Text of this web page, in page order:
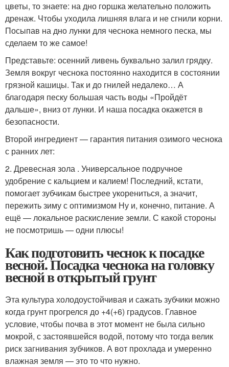
цветы, то знаете: на дно горшка желательно положить
дренаж. Чтобы уходила лишняя влага и не сгнили корни.
Посыпав на дно лунки для чеснока немного песка, мы
сделаем то же самое!
Представьте: осенний ливень буквально залил грядку.
Земля вокруг чеснока постоянно находится в состоянии
грязной кашицы. Так и до гнилей недалеко… А
благодаря песку большая часть воды «Пройдёт
дальше», вниз от лунки. И наша посадка окажется в
безопасности.
Второй ингредиент — гарантия питания озимого чеснока
с ранних лет:
2. Древесная зола . Универсальное подручное
удобрение с кальцием и калием! Последний, кстати,
помогает зубчикам быстрее укорениться, а значит,
пережить зиму с оптимизмом Ну и, конечно, питание. А
ещё — локальное раскисление земли. С какой стороны
не посмотришь — одни плюсы!
Как подготовить чеснок к посадке
весной. Посадка чеснока на головку
весной в открытый грунт
Эта культура холодоустойчивая и сажать зубчики можно
когда грунт прогрелся до +4(+6) градусов. Главное
условие, чтобы почва в этот момент не была сильно
мокрой, с застоявшейся водой, потому что тогда велик
риск загнивания зубчиков. А вот прохлада и умеренно
влажная земля — это то что нужно.